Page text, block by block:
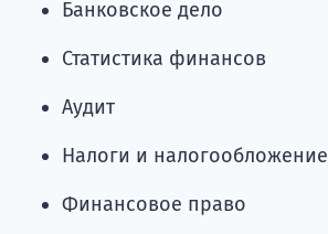
Банковское дело
Статистика финансов
Аудит
Налоги и налогообложение
Финансовое право